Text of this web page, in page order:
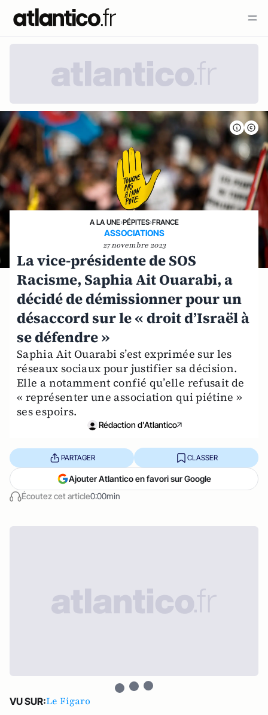
A LA UNE›PÉPITES›FRANCE
ASSOCIATIONS
27 novembre 2023
La vice-présidente de SOS
Racisme, Saphia Ait Ouarabi, a
décidé de démissionner pour un
désaccord sur le « droit d’Israël à
se défendre »
Saphia Ait Ouarabi s’est exprimée sur les
réseaux sociaux pour justifier sa décision.
Elle a notamment confié qu’elle refusait de
« représenter une association qui piétine »
ses espoirs.
Rédaction d'Atlantico
Écoutez cet article0:00min
PARTAGER CLASSER
Ajouter Atlantico en favori sur Google
VU SUR:Le Figaro